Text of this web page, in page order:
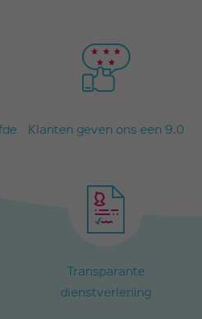
Klanten geven ons een 9.0
Transparante
dienstverlening